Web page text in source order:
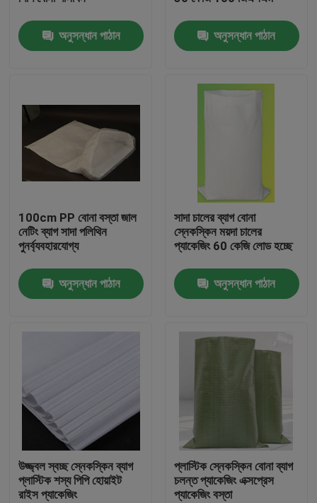
পণ্য
আমাদের সম্পর্কে
কারখানা ভ্রমণ
মান নিয়ন্ত্রণ
নমনীয় পিভিসি টিউবিং
তাপ সঙ্কুচিত নল
ঢেউখেলান নমনীয় টিউবিং
অনুসন্ধান পাঠান অনুসন্ধান পাঠান
100cm PP বোনা বস্তা জাল
নেটিং ব্যাগ সাদা পলিথিন
পুনর্ব্যবহারযোগ্য
অনুসন্ধান পাঠান
সাদা চালের ব্যাগ বোনা
স্নেকস্কিন ময়দা চালের
প্যাকেজিং 60 কেজি লোড হচ্ছে
অনুসন্ধান পাঠান
উজ্জ্বল স্বচ্ছ স্নেকস্কিন ব্যাগ
প্লাস্টিক শস্য পিপি হোয়াইট
রাইস প্যাকেজিং
প্লাস্টিক স্নেকস্কিন বোনা ব্যাগ
চলন্ত প্যাকেজিং এক্সপ্রেস
প্যাকেজিং বস্তা